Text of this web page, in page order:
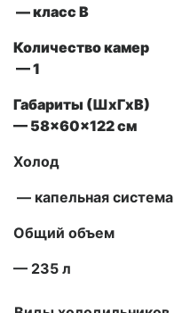
— класс В
Количество камер
— 1
Габариты (ШxГxВ)
— 58x60x122 см
Холод
— капельная система
Общий объем
— 235 л